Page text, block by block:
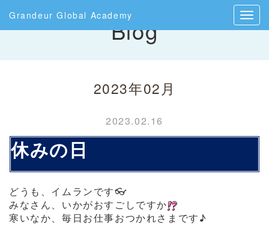
Grandeur Global AcademyBlog
2023年02月
2023.02.16
休みの日
どうも、イムランです👓
みなさん、いかがおすごしですか
寒いなか、毎日お仕事おつかれさまです♪